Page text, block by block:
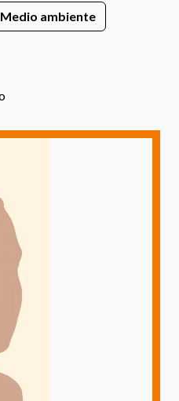
Medio ambiente